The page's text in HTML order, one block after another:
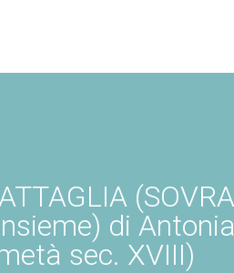
di
sec. XVIII)